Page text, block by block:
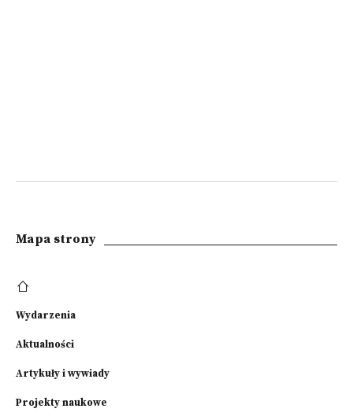
Mapa strony
Wydarzenia
Aktualności
Artykuły i wywiady
Projekty naukowe